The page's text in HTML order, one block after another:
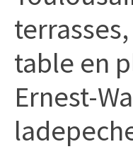
table en
Ernest-